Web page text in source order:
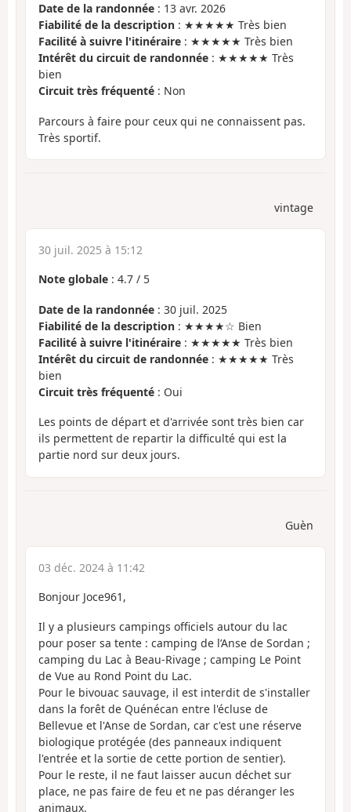
Date de la randonnée : 13 avr. 2026
Fiabilité de la description : ★★★★★ Très bien
Facilité à suivre l'itinéraire : ★★★★★ Très bien
Intérêt du circuit de randonnée : ★★★★★ Très
bien
Circuit très fréquenté : Non
Parcours à faire pour ceux qui ne connaissent pas.
Très sportif.
vintage
30 juil. 2025 à 15:12
Note globale : 4.7 / 5
Date de la randonnée : 30 juil. 2025
Fiabilité de la description : ★★★★☆ Bien
Facilité à suivre l'itinéraire : ★★★★★ Très bien
Intérêt du circuit de randonnée : ★★★★★ Très
bien
Circuit très fréquenté : Oui
Les points de départ et d'arrivée sont très bien car
ils permettent de repartir la difficulté qui est la
partie nord sur deux jours.
Guèn
03 déc. 2024 à 11:42
Bonjour Joce961,
Il y a plusieurs campings officiels autour du lac
pour poser sa tente : camping de l’Anse de Sordan ;
camping du Lac à Beau-Rivage ; camping Le Point
de Vue au Rond Point du Lac.
Pour le bivouac sauvage, il est interdit de s'installer
dans la forêt de Quénécan entre l'écluse de
Bellevue et l'Anse de Sordan, car c'est une réserve
biologique protégée (des panneaux indiquent
l'entrée et la sortie de cette portion de sentier).
Pour le reste, il ne faut laisser aucun déchet sur
place, ne pas faire de feu et ne pas déranger les
animaux.